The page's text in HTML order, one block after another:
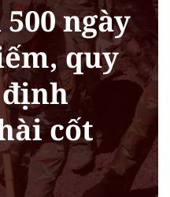
ngày
quy
cốt